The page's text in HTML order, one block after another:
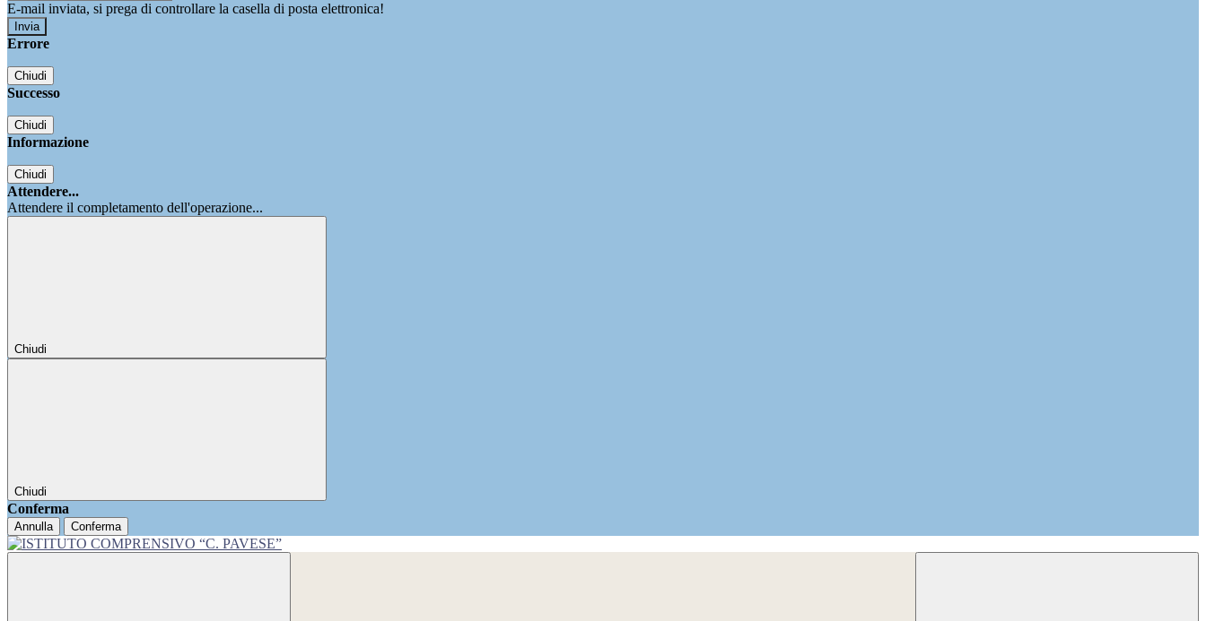
E-mail inviata, si prega di controllare la casella di posta elettronica!
Errore
Chiudi
Successo
Chiudi
Informazione
Chiudi
Attendere...
Attendere il completamento dell'operazione...
Chiudi
Chiudi
Conferma
Annulla Conferma